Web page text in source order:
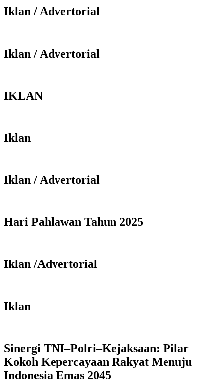
Iklan / Advertorial
Iklan / Advertorial
IKLAN
Iklan
Iklan / Advertorial
Hari Pahlawan Tahun 2025
Iklan /Advertorial
Iklan
Sinergi TNI–Polri–Kejaksaan: Pilar
Kokoh Kepercayaan Rakyat Menuju
Indonesia Emas 2045